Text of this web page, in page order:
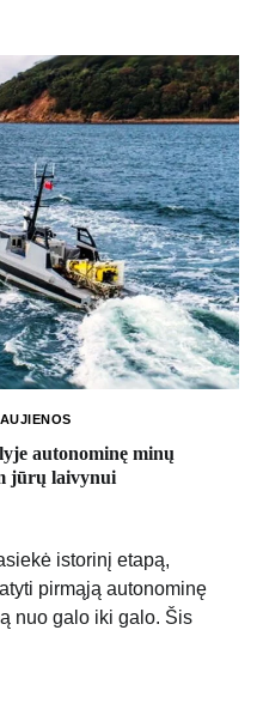
autonominę minų
jūrų laivynui
istorinį etapą,
pirmąją autonominę
nuo galo iki galo. Šis